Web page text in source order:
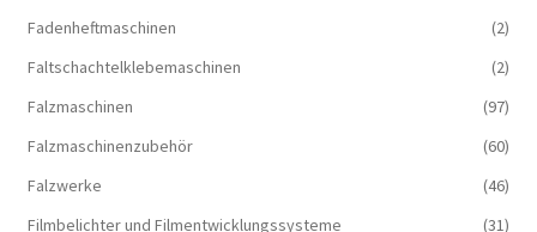
Fadenheftmaschinen
(2)
Faltschachtelklebemaschinen
(2)
Falzmaschinen
(97)
Falzmaschinenzubehör
(60)
Falzwerke
(46)
Filmbelichter und Filmentwicklungssysteme
(31)